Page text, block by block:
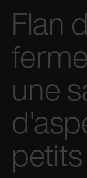
Flan
une